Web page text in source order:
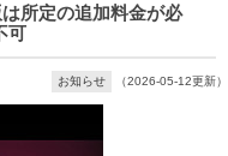
所定の追加料金が必
可
お知らせ （2026-05-12更新）